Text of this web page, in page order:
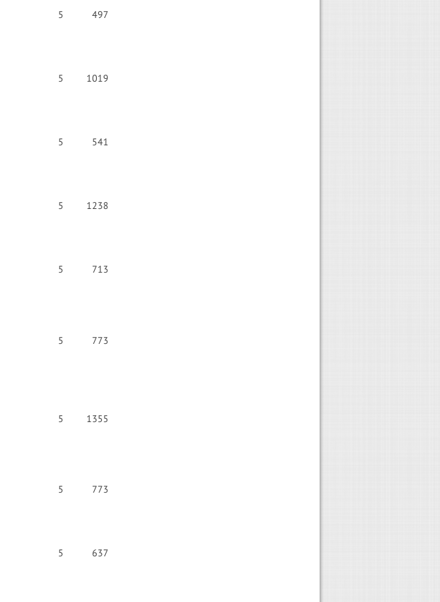
5 497
5 1019
5 541
5 1238
5 713
5 773
5 1355
5 773
5 637